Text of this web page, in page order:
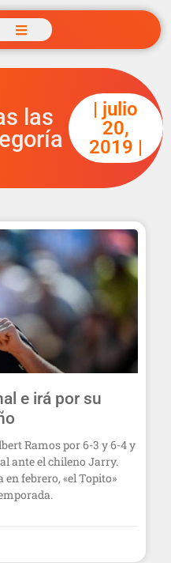
las
| julio
20,
2019 |
e irá por su
Ramos por 6-3 y 6-4 y
ante el chileno Jarry.
febrero, «el Topito»